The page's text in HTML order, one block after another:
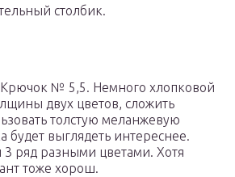
столбик.
Крючок № 5,5. Немного хлопковой
двух цветов, сложить
толстую меланжевую
будет выглядеть интереснее.
3 ряд разными цветами. Хотя
тоже хорош.